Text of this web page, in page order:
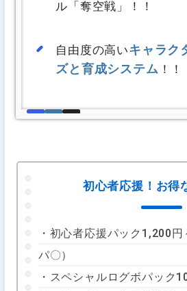
ル「奪空戦」！！
自由度の高いキャラク
ズと育成システム ！！
初心者応援！お得
・初心者応援パック1,200
パ〇）
・スペシャルログボパック